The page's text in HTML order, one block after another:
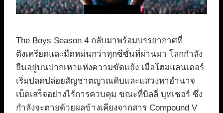
The Boys Season 4 กลับมาพร้อมบรรยากาศที่
ตึงเครียดและมืดหม่นกว่าทุกซีซั่นที่ผ่านมา โลกกำลัง
ยืนอยู่บนปากเหวแห่งความขัดแย้ง เมื่อโฮมแลนเดอร์
เริ่มปลดปล่อยสัญชาตญาณดิบและแสวงหาอำนาจ
เบ็ดเสร็จอย่างไร้การควบคุม ขณะที่บิลลี่ บุทเชอร์ ซึ่ง
กำลังจะตายด้วยผลข้างเคียงจากสาร Compound V